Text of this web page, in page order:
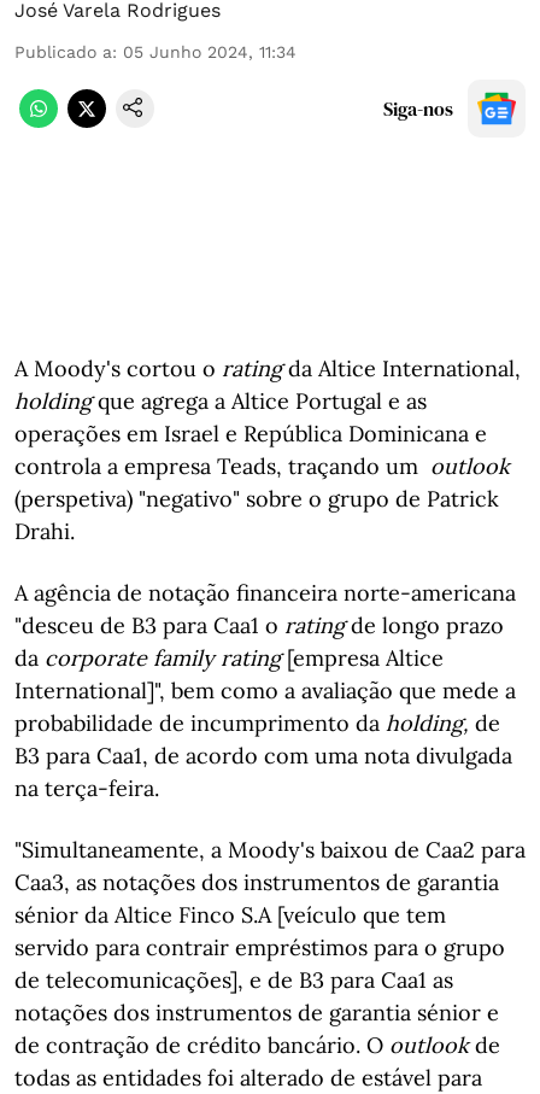
José Varela Rodrigues
Publicado a: 05 Junho 2024, 11:34
Siga-nos
A Moody's cortou o ratingda Altice International,
holdingque agrega a Altice Portugal e as
operações em Israel e República Dominicana e
controla a empresa Teads, traçando um outlook
(perspetiva) "negativo" sobre o grupo de Patrick
Drahi.
A agência de notação financeira norte-americana
"desceu de B3 para Caa1 o ratingde longo prazo
da corporate family rating[empresa Altice
International]", bem como a avaliação que mede a
probabilidade de incumprimento da holding, de
B3 para Caa1, de acordo com uma nota divulgada
na terça-feira.
"Simultaneamente, a Moody's baixou de Caa2 para
Caa3, as notações dos instrumentos de garantia
sénior da Altice Finco S.A [veículo que tem
servido para contrair empréstimos para o grupo
de telecomunicações], e de B3 para Caa1 as
notações dos instrumentos de garantia sénior e
de contração de crédito bancário. O outlookde
todas as entidades foi alterado de estável para